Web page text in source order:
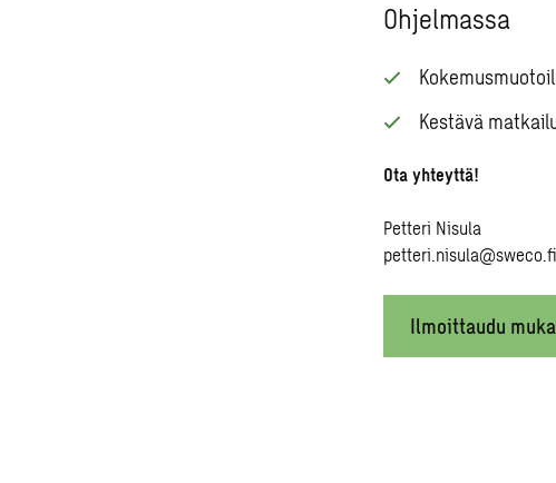
Ohjelmassa
Kestävä
Ota yhteyttä!
Petteri Nisula
petteri.nisula@sweco.fi
Ilmoittaudu